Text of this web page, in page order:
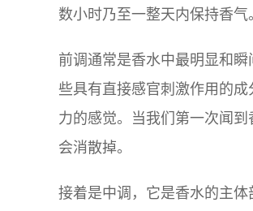
数小时乃至一整天内保持香气
前调通常是香水中最明显和
些具有直接感官刺激作用的
力的感觉。当我们第一次闻
会消散掉。
接着是中调，它是香水的主